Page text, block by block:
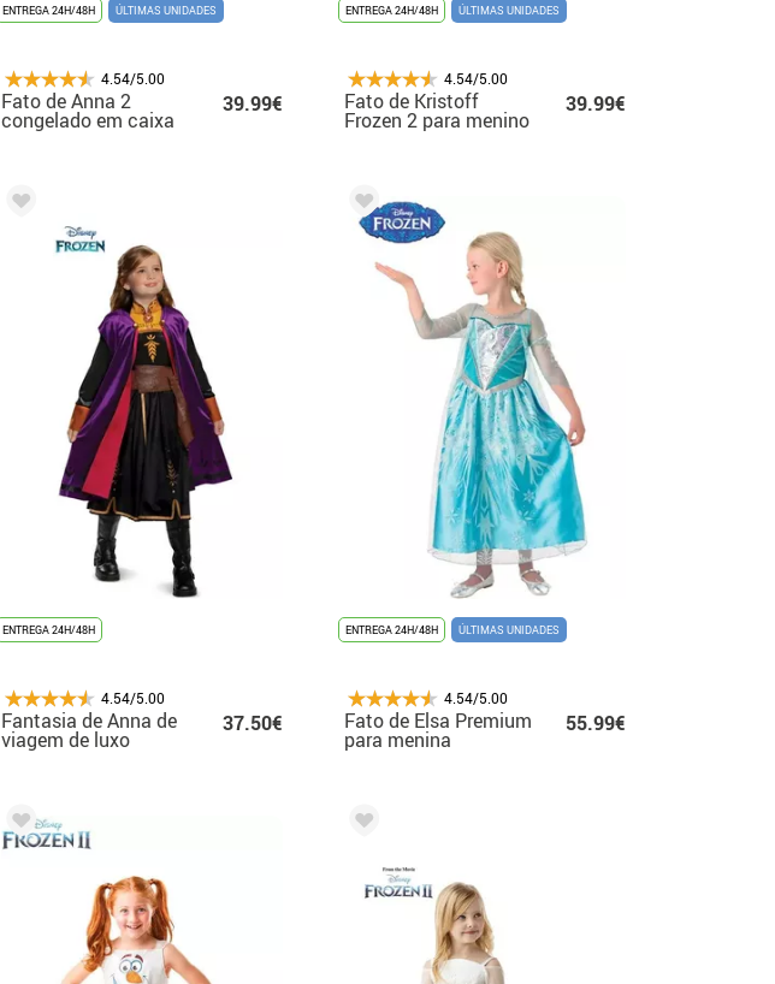
ENTREGA 24H/48H ÚLTIMAS UNIDADES
4.54/5.00
Fato de Anna 2
congelado em caixa
para menina
39.99€
ENTREGA 24H/48H ÚLTIMAS UNIDADES
4.54/5.00
Fato de Kristoff
Frozen 2 para menino
39.99€
ENTREGA 24H/48H
4.54/5.00
Fantasia de Anna de
viagem de luxo
Frozen 2 para
37.50€
ENTREGA 24H/48H ÚLTIMAS UNIDADES
4.54/5.00
Fato de Elsa Premium
para menina
55.99€